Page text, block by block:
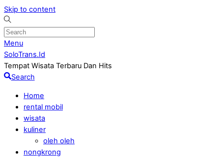
Skip to content
Menu
SoloTrans.Id
Tempat Wisata Terbaru Dan Hits
Search
Home
rental mobil
wisata
kuliner
oleh oleh
nongkrong